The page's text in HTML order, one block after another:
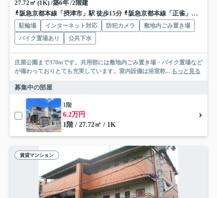
27.72㎡ (1K) /築6年 /2階建
阪急京都本線「摂津市」駅 徒歩15分
阪急京都本線「正雀」駅 徒歩18分
駐輪場 インターネット対応 防犯カメラ
敷地内ごみ置き場
バイク置場あり
公共下水
庄屋公園まで370mです。共用部には敷地内ごみ置き場・バイク置場など
が備わっておりとても充実しています。室内設備は浴室乾... もっと見る
募集中の部屋
1階
6.2万円
1階 / 27.72㎡ / 1K
賃貸マンション